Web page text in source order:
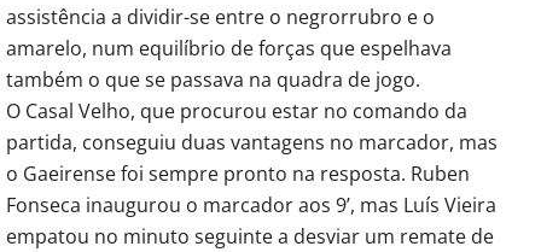
assistência a dividir-se entre o negrorrubro e o
amarelo, num equilíbrio de forças que espelhava
também o que se passava na quadra de jogo.
O Casal Velho, que procurou estar no comando da
partida, conseguiu duas vantagens no marcador, mas
o Gaeirense foi sempre pronto na resposta. Ruben
Fonseca inaugurou o marcador aos 9’, mas Luís Vieira
empatou no minuto seguinte a desviar um remate de